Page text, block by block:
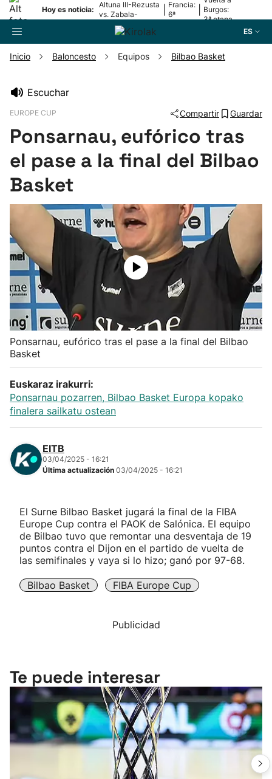
Hoy es noticia:
Altuna III-Rezusta
vs. Zabala-
Zabaleta
Francia:
6ª
Burgos:
3ª etapa
ES
Pelota
Remo
Baloncesto
Ciclismo
Herri-kirolak
Balonmano
Kirolak 360
Atletismo
Carreras de montaña
Más deportes
Inicio Baloncesto Equipos Bilbao Basket
Escuchar
EUROPE CUP Compartir Guardar
Ponsarnau, eufórico tras
el pase a la final del Bilbao
Basket
Ponsarnau, eufórico tras el pase a la final del Bilbao
Basket
Euskaraz irakurri:
Ponsarnau pozarren, Bilbao Basket Europa kopako
finalera sailkatu ostean
EITB
03/04/2025 - 16:21
Última actualización 03/04/2025 - 16:21
El Surne Bilbao Basket jugará la final de la FIBA
Europe Cup contra el PAOK de Salónica. El equipo
de Bilbao tuvo que remontar una desventaja de 19
puntos contra el Dijon en el partido de vuelta de
las semifinales y vaya si lo hizo; ganó por 97-68.
Bilbao Basket FIBA Europe Cup
Publicidad
Te puede interesar